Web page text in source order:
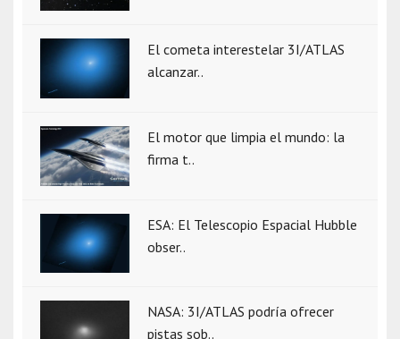
El cometa interestelar 3I/ATLAS
alcanzar..
El motor que limpia el mundo: la
firma t..
ESA: El Telescopio Espacial Hubble
obser..
NASA: 3I/ATLAS podría ofrecer
pistas sob..